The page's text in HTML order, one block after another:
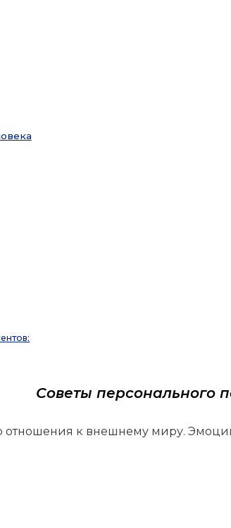
Советы персонального
отношения к внешнему миру.